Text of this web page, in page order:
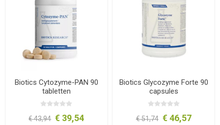
Biotics Cytozyme-PAN 90
tabletten
€ 43,94 € 39,54
Biotics Glycozyme Forte 90
capsules
€ 51,74 € 46,57